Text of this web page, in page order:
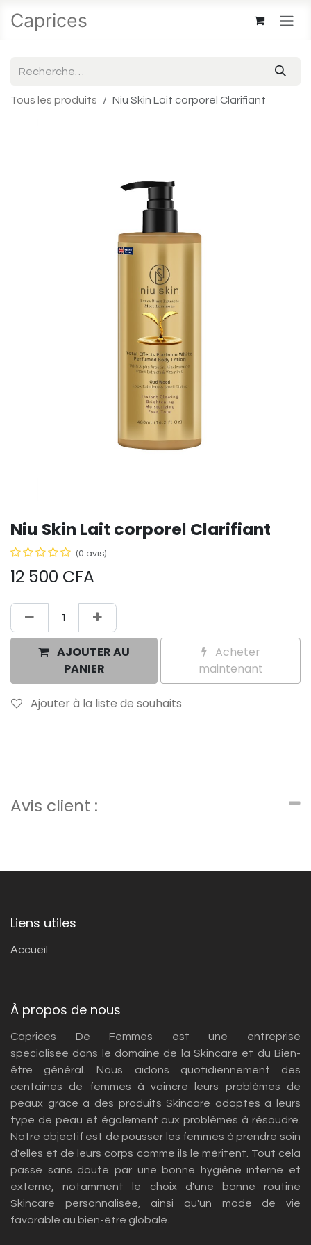
Caprices
Tous les produits Niu Skin Lait corporel Clarifiant
Niu Skin Lait corporel Clarifiant
(0 avis)
12 500 CFA
AJOUTER AU
PANIER
Acheter
maintenant
Ajouter à la liste de souhaits
Avis client :
Liens utiles
Accueil
À propos de nous
Caprices De Femmes est une entreprise
spécialisée dans le domaine de la Skincare et du Bien-
être général. Nous aidons quotidiennement des
centaines de femmes à vaincre leurs problèmes de
peaux grâce à des produits Skincare adaptés à leurs
type de peau et également aux problèmes à résoudre.
Notre objectif est de pousser les femmes à prendre soin
d'elles et de leurs corps comme ils le méritent. Tout cela
passe sans doute par une bonne hygiène interne et
externe, notamment le choix d'une bonne routine
Skincare personnalisée, ainsi qu'un mode de vie
favorable au bien-être globale.